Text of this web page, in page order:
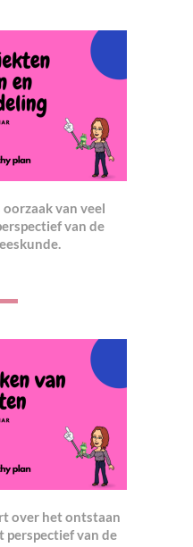
van veel
van de
e.
over het ontstaan
perspectief van de